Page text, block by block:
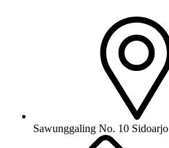
Sawunggaling No. 10